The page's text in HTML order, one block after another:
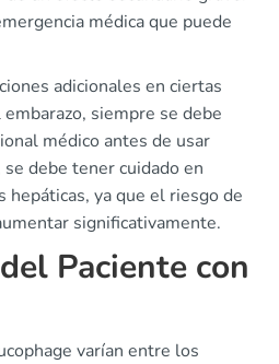
médica que puede
adicionales en ciertas
siempre se debe
médico antes de usar
debe tener cuidado en
hepáticas, ya que el riesgo de
significativamente.
Paciente con
varían entre los